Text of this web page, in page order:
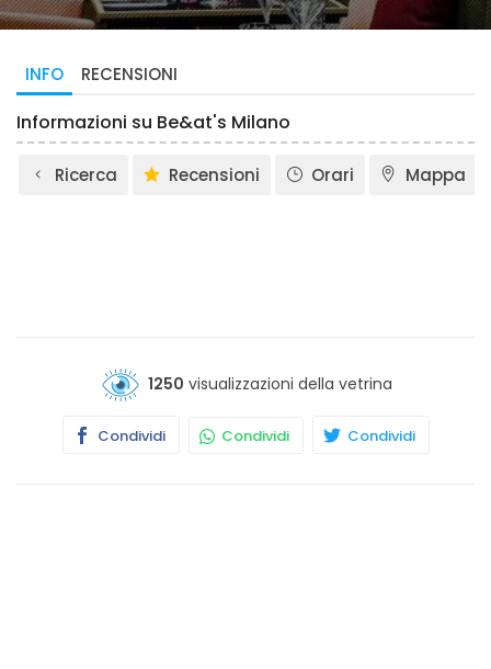
INFO RECENSIONI
Informazioni su Be&at's Milano
Ricerca Recensioni Orari Mappa
1250 visualizzazioni della vetrina
Condividi Condividi Condividi